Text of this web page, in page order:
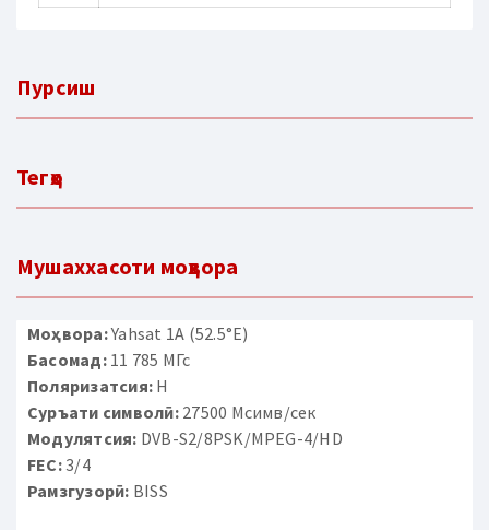
Пурсиш
Тегҳо
Мушаххасоти моҳвора
Моҳвора:Yahsat 1A (52.5°E)
Басомад:11 785 МГс
Поляризатсия: H
Суръати символӣ:27500 Мсимв/сек
Модулятсия: DVB-S2/8PSK/MPEG-4/HD
FEC:3/4
Рамзгузорӣ: BISS